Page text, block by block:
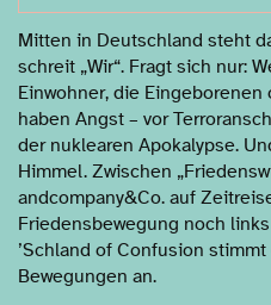
Mitten in Deutschland steht
schreit „Wir“. Fragt sich nur:
Einwohner, die
haben Angst – vor
der nuklearen Apokalypse.
Himmel. Zwischen
andcompany&Co. auf
Friedensbewegung noch
’Schland of Confusion
Bewegungen an.